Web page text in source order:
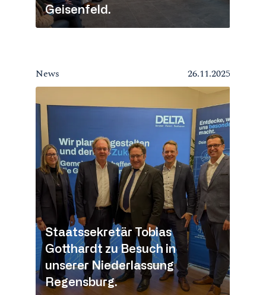
Geisenfeld.
News 26.11.2025
Staatssekretär Tobias
Gotthardt zu Besuch in
unserer Niederlassung
Regensburg.